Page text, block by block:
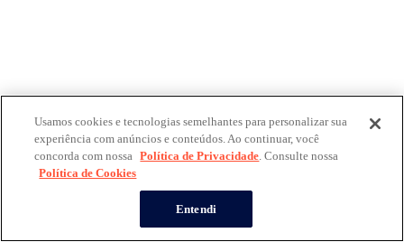
Usamos cookies e tecnologias semelhantes para personalizar sua
experiência com anúncios e conteúdos. Ao continuar, você
concorda com nossa Política de Privacidade. Consulte nossa
Política de Cookies
Entendi